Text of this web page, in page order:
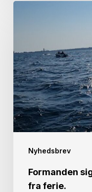
Nyhedsbrev
tilbage
fra
ferie.
Formanden
fra ferie.